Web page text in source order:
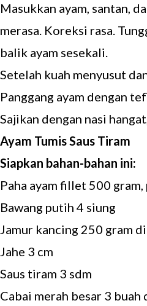
Masukkan ayam, santan,
merasa. Koreksi rasa.
balik ayam sesekali.
Setelah kuah menyusut
Panggang ayam dengan
Sajikan dengan nasi
Ayam Tumis Saus Tiram
Siapkan bahan-bahan ini:
Paha ayam fillet 500
Bawang putih 4 siung
Jamur kancing 250 gram
Jahe 3 cm
Saus tiram 3 sdm
Cabai merah besar 3